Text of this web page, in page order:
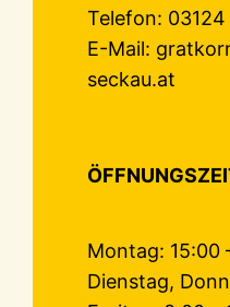
Telefon:
E-Mail:
seckau.at
Montag: 15:00
Dienstag,